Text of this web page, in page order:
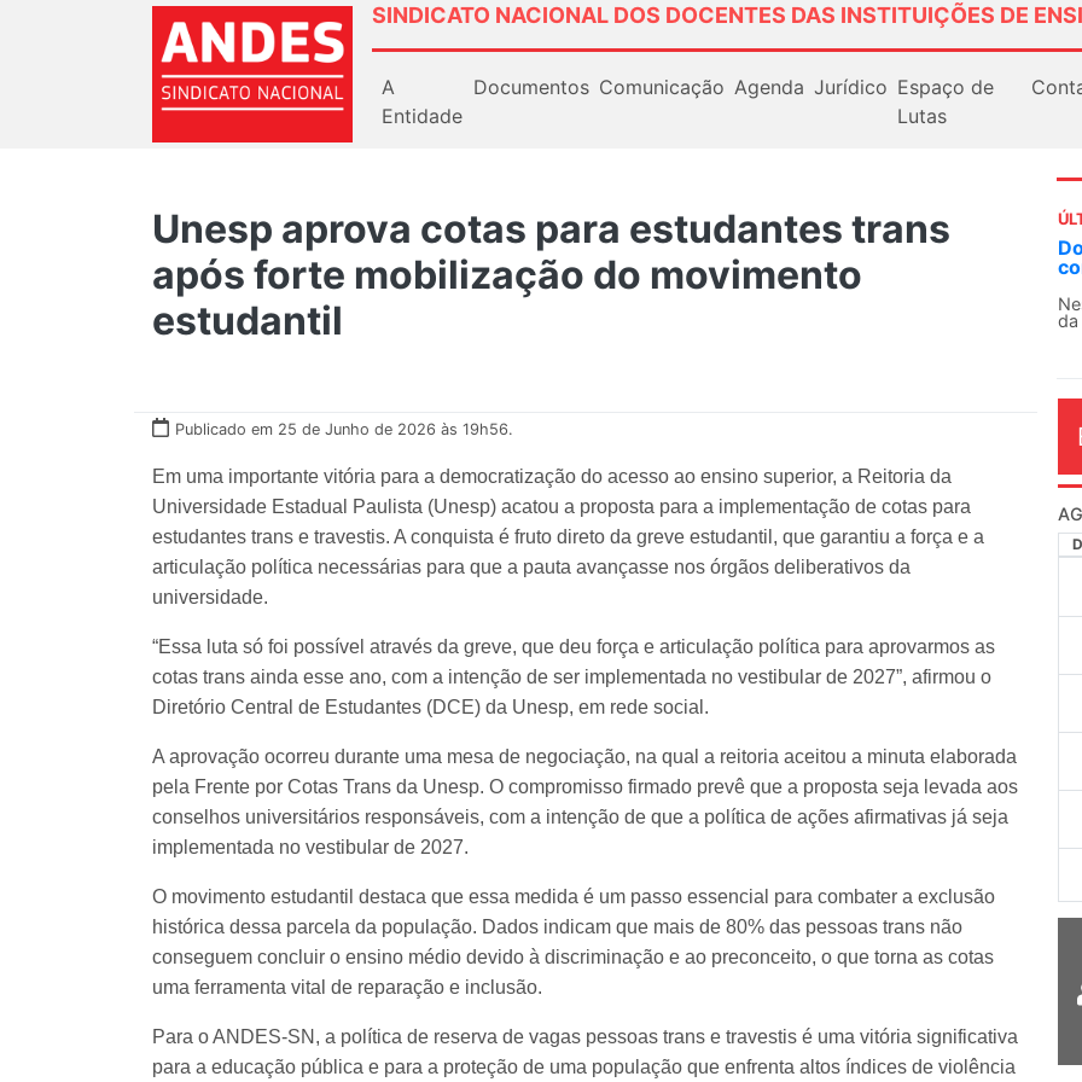
SINDICATO NACIONAL DOS DOCENTES DAS INSTITUIÇÕES DE
A
Entidade
Documentos Comunicação Agenda Jurídico Espaço de
Lutas
Unesp aprova cotas para estudantes trans
após forte mobilização do movimento
estudantil
Publicado em 25 de Junho de 2026 às 19h56.
Em uma importante vitória para a democratização do acesso ao ensino superior, a Reitoria da
Universidade Estadual Paulista (Unesp) acatou a proposta para a implementação de cotas para
estudantes trans e travestis. A conquista é fruto direto da greve estudantil, que garantiu a força e a
articulação política necessárias para que a pauta avançasse nos órgãos deliberativos da
universidade.
“Essa luta só foi possível através da greve, que deu força e articulação política para aprovarmos as
cotas trans ainda esse ano, com a intenção de ser implementada no vestibular de 2027”, afirmou o
Diretório Central de Estudantes (DCE) da Unesp, em rede social.
A aprovação ocorreu durante uma mesa de negociação, na qual a reitoria aceitou a minuta elaborada
pela Frente por Cotas Trans da Unesp. O compromisso firmado prevê que a proposta seja levada aos
conselhos universitários responsáveis, com a intenção de que a política de ações afirmativas já seja
implementada no vestibular de 2027.
O movimento estudantil destaca que essa medida é um passo essencial para combater a exclusão
histórica dessa parcela da população. Dados indicam que mais de 80% das pessoas trans não
conseguem concluir o ensino médio devido à discriminação e ao preconceito, o que torna as cotas
uma ferramenta vital de reparação e inclusão.
Para o ANDES-SN, a política de reserva de vagas pessoas trans e travestis é uma vitória significativa
para a educação pública e para a proteção de uma população que enfrenta altos índices de violência
da